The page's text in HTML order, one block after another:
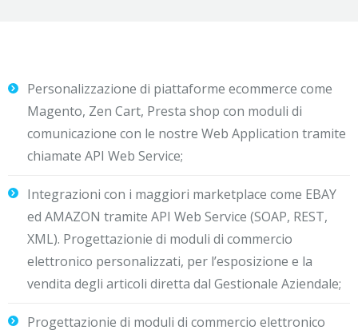
Personalizzazione di piattaforme ecommerce come
Magento, Zen Cart, Presta shop con moduli di
comunicazione con le nostre Web Application tramite
chiamate API Web Service;
Integrazioni con i maggiori marketplace come EBAY
ed AMAZON tramite API Web Service (SOAP, REST,
XML). Progettazionie di moduli di commercio
elettronico personalizzati, per l’esposizione e la
vendita degli articoli diretta dal Gestionale Aziendale;
Progettazionie di moduli di commercio elettronico